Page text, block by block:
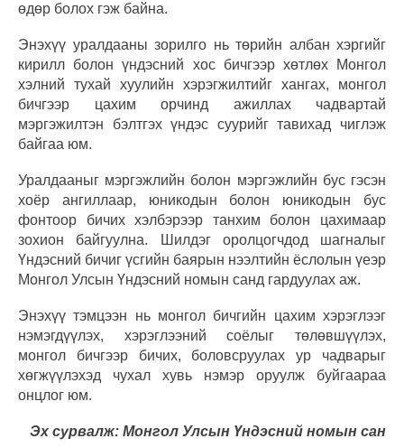
өдөр болох гэж байна.
Энэхүү уралдааны зорилго нь төрийн албан хэргийг
кирилл болон үндэсний хос бичгээр хөтлөх Монгол
хэлний тухай хуулийн хэрэгжилтийг хангах, монгол
бичгээр цахим орчинд ажиллах чадвартай
мэргэжилтэн бэлтгэх үндэс суурийг тавихад чиглэж
байгаа юм.
Уралдааныг мэргэжлийн болон мэргэжлийн бус гэсэн
хоёр ангиллаар, юникодын болон юникодын бус
фонтоор бичих хэлбэрээр танхим болон цахимаар
зохион байгуулна. Шилдэг оролцогчдод шагналыг
Үндэсний бичиг үсгийн баярын нээлтийн ёслолын үеэр
Монгол Улсын Үндэсний номын санд гардуулах аж.
Энэхүү тэмцээн нь монгол бичгийн цахим хэрэглээг
нэмэгдүүлэх, хэрэглээний соёлыг төлөвшүүлэх,
монгол бичгээр бичих, боловсруулах ур чадварыг
хөгжүүлэхэд чухал хувь нэмэр оруулж буйгаараа
онцлог юм.
Эх сурвалж: Монгол Улсын Үндэсний номын сан